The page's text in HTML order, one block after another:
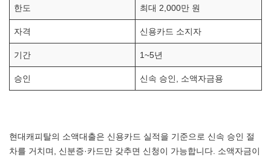
한도 최대 2,000만 원
자격 신용카드 소지자
기간 1~5년
승인 신속 승인, 소액자금용
현대캐피탈의 소액대출은 신용카드 실적을 기준으로 신속 승인 절
차를 거치며, 신분증·카드만 갖추면 신청이 가능합니다. 소액자금이